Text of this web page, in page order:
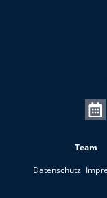
Team
Datenschutz